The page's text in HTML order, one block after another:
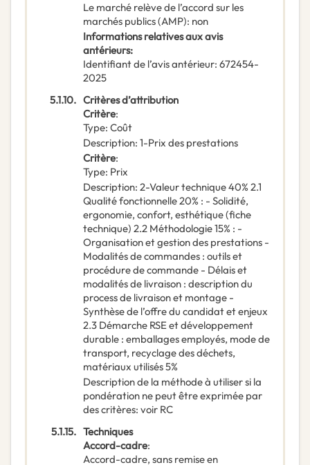
Le marché relève de l’accord sur les
marchés publics (AMP): non
Informations relatives aux avis
antérieurs:
Identifiant de l’avis antérieur: 672454-
2025
5.1.10. Critères d’attribution
Critère:
Type: Coût
Description: 1-Prix des prestations
Critère:
Type: Prix
Description: 2-Valeur technique 40% 2.1
Qualité fonctionnelle 20% : - Solidité,
ergonomie, confort, esthétique (fiche
technique) 2.2 Méthodologie 15% : -
Organisation et gestion des prestations -
Modalités de commandes : outils et
procédure de commande - Délais et
modalités de livraison : description du
process de livraison et montage -
Synthèse de l’offre du candidat et enjeux
2.3 Démarche RSE et développement
durable : emballages employés, mode de
transport, recyclage des déchets,
matériaux utilisés 5%
Description de la méthode à utiliser si la
pondération ne peut être exprimée par
des critères: voir RC
5.1.15. Techniques
Accord-cadre:
Accord-cadre, sans remise en